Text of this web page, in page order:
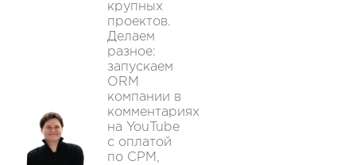
крупных
проектов.
Делаем
разное:
запускаем
ORM
компании в
комментариях
на YouTube
с оплатой
по CPM,